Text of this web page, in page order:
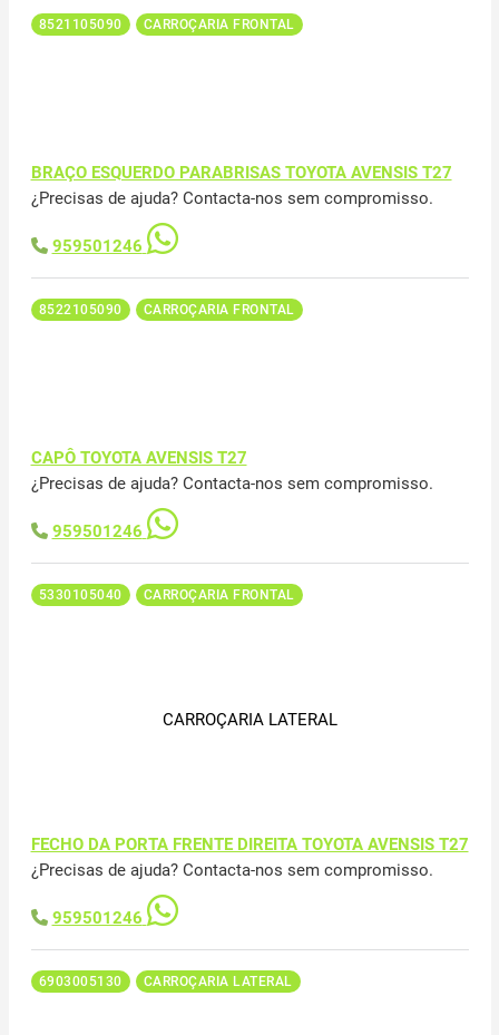
8521105090 CARROÇARIA FRONTAL
BRAÇO ESQUERDO PARABRISAS TOYOTA AVENSIS T27
¿Precisas de ajuda? Contacta-nos sem compromisso.
959501246
8522105090 CARROÇARIA FRONTAL
CAPÔ TOYOTA AVENSIS T27
¿Precisas de ajuda? Contacta-nos sem compromisso.
959501246
5330105040 CARROÇARIA FRONTAL
CARROÇARIA LATERAL
FECHO DA PORTA FRENTE DIREITA TOYOTA AVENSIS T27
¿Precisas de ajuda? Contacta-nos sem compromisso.
959501246
6903005130 CARROÇARIA LATERAL